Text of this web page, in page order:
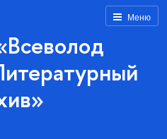
Меню